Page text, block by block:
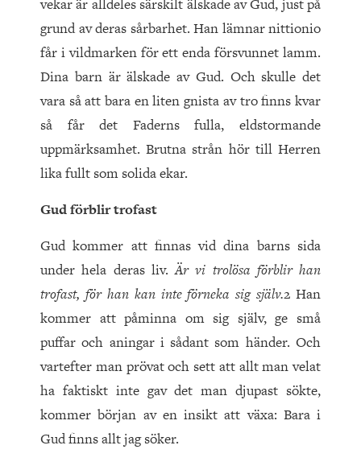
vekar är alldeles särskilt älskade av Gud, just på
grund av deras sårbarhet. Han lämnar nittionio
får i vildmarken för ett enda försvunnet lamm.
Dina barn är älskade av Gud. Och skulle det
vara så att bara en liten gnista av tro finns kvar
så får det Faderns fulla, eldstormande
uppmärksamhet. Brutna strån hör till Herren
lika fullt som solida ekar.
Gud förblir trofast
Gud kommer att finnas vid dina barns sida
under hela deras liv.Är vi trolösa förblir han
trofast, för han kan inte förneka sig själv.2 Han
kommer att påminna om sig själv, ge små
puffar och aningar i sådant som händer. Och
vartefter man prövat och sett att allt man velat
ha faktiskt inte gav det man djupast sökte,
kommer början av en insikt att växa: Bara i
Gud finns allt jag söker.